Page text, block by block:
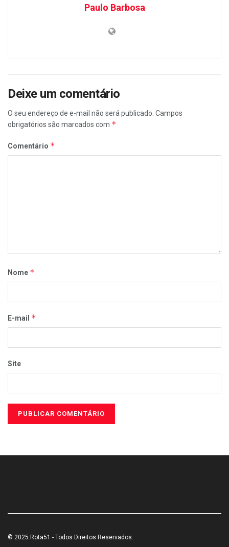
Paulo Barbosa
Deixe um comentário
O seu endereço de e-mail não será publicado. Campos
obrigatórios são marcados com *
Comentário *
Nome *
E-mail *
Site
© 2025 Rota51 - Todos Direitos Reservados.